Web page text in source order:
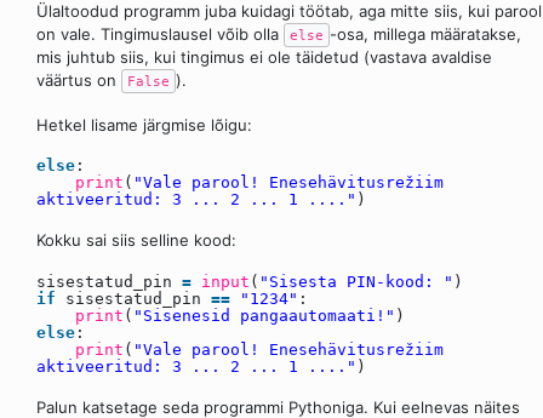
Ülaltoodud programm juba kuidagi töötab, aga mitte siis, kui parool
on vale. Tingimuslausel võib olla
else -osa, millega määratakse,
mis juhtub siis, kui tingimus ei ole täidetud (vastava avaldise
väärtus on
False ).
Hetkel lisame järgmise lõigu:
else :
print ( "Vale parool! Enesehävitusrežiim
aktiveeritud: 3 ... 2 ... 1 ...." )
Kokku sai siis selline kood:
sisestatud_pin = input ( "Sisesta PIN-kood: " )
if
sisestatud_pin == "1234" :
print ( "Sisenesid pangaautomaati!" )
else :
print ( "Vale parool! Enesehävitusrežiim
aktiveeritud: 3 ... 2 ... 1 ...." )
Palun katsetage seda programmi Pythoniga. Kui eelnevas näites